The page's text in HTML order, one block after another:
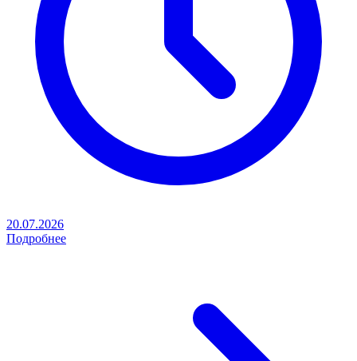
20.07.2026
Подробнее